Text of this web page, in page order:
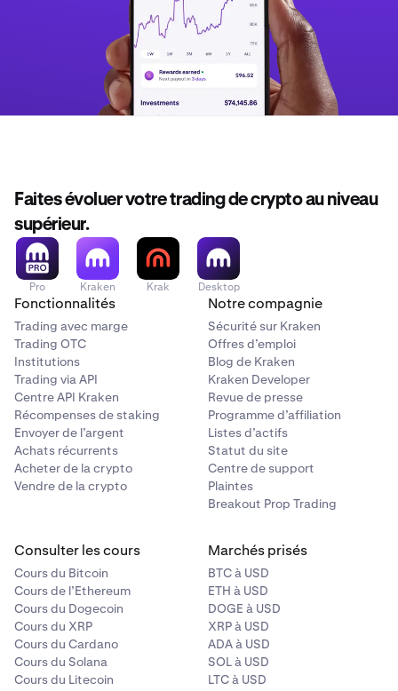
Faites évoluer votre trading de crypto au niveau
supérieur.
Pro Kraken Krak Desktop
Fonctionnalités
Trading avec marge
Trading OTC
Institutions
Trading via API
Centre API Kraken
Récompenses de staking
Envoyer de l’argent
Achats récurrents
Acheter de la crypto
Vendre de la crypto
Notre compagnie
Sécurité sur Kraken
Offres d’emploi
Blog de Kraken
Kraken Developer
Revue de presse
Programme d’affiliation
Listes d’actifs
Statut du site
Centre de support
Plaintes
Breakout Prop Trading
Consulter les cours
Cours du Bitcoin
Cours de l’Ethereum
Cours du Dogecoin
Cours du XRP
Cours du Cardano
Cours du Solana
Cours du Litecoin
Marchés prisés
BTC à USD
ETH à USD
DOGE à USD
XRP à USD
ADA à USD
SOL à USD
LTC à USD